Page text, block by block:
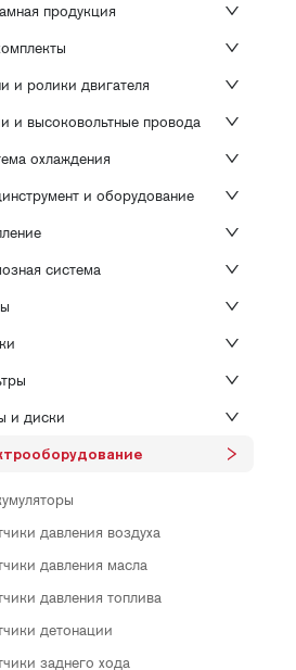
продукция
и ролики двигателя
и высоковольтные провода
охлаждения
и оборудование
система
и диски
давления воздуха
давления масла
давления топлива
детонации
заднего хода